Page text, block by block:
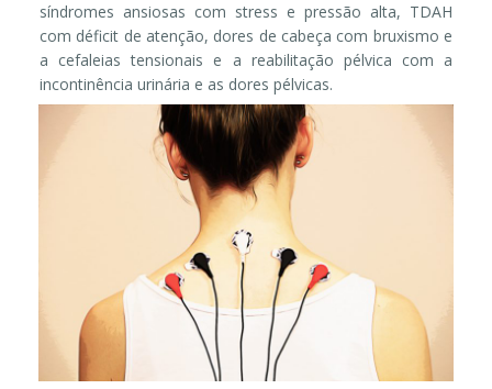
síndromes ansiosas com stress e pressão alta, TDAH
com déficit de atenção, dores de cabeça com bruxismo e
a cefaleias tensionais e a reabilitação pélvica com a
incontinência urinária e as dores pélvicas.